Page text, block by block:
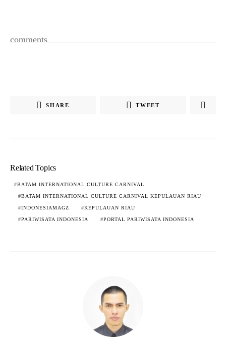
comments
SHARE TWEET
Related Topics
BATAM INTERNATIONAL CULTURE CARNIVAL
BATAM INTERNATIONAL CULTURE CARNIVAL KEPULAUAN RIAU
INDONESIAMAGZ KEPULAUAN RIAU
PARIWISATA INDONESIA PORTAL PARIWISATA INDONESIA